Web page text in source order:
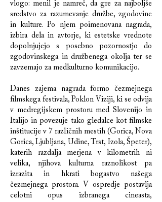
vlogo: menil je namreč, da gre za najboljše
sredstvo za razumevanje družbe, zgodovine
in kulture. Po njem poimenovana nagrada,
izbira dela in avtorje, ki estetske vrednote
dopolnjujejo s posebno pozornostjo do
zgodovinskega in družbenega okolja ter se
zavzemajo za medkulturno komunikacijo.
Danes zajema nagrada formo čezmejnega
filmskega festivala, Poklon Viziji, ki se odvija
v medregijskem prostoru med Slovenijo in
Italijo in povezuje tako gledalce kot filmske
inštitucije v 7 različnih mestih (Gorica, Nova
Gorica, Ljubljana, Udine, Trst, Izola, Špeter),
katerih razdalja merjena v kilometrih ni
velika, njihova kulturna raznolikost pa
izrazita in hkrati bogastvo našega
čezmejnega prostora. V ospredje postavlja
celotni opus izbranega cineasta,